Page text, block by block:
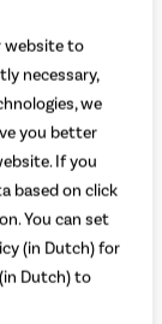
website to
necessary,
we
you better
If you
based on click
You can set
(in Dutch) for
Dutch) to